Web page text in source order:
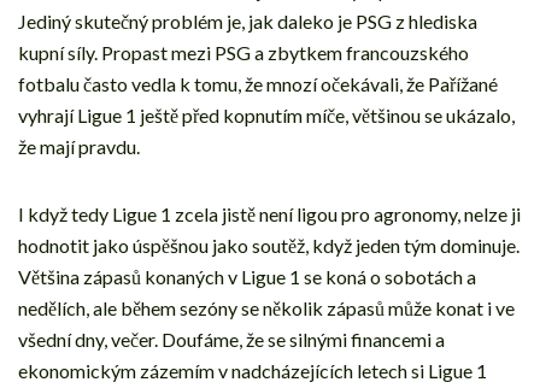
Jediný skutečný problém je, jak daleko je PSG z hlediska
kupní síly. Propast mezi PSG a zbytkem francouzského
fotbalu často vedla k tomu, že mnozí očekávali, že Pařížané
vyhrají Ligue 1 ještě před kopnutím míče, většinou se ukázalo,
že mají pravdu.
I když tedy Ligue 1 zcela jistě není ligou pro agronomy, nelze ji
hodnotit jako úspěšnou jako soutěž, když jeden tým dominuje.
Většina zápasů konaných v Ligue 1 se koná o sobotách a
nedělích, ale během sezóny se několik zápasů může konat i ve
všední dny, večer. Doufáme, že se silnými financemi a
ekonomickým zázemím v nadcházejících letech si Ligue 1